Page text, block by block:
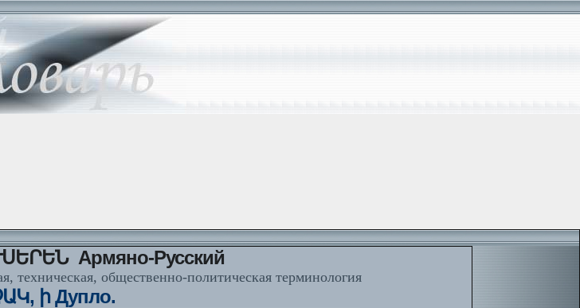
Армяно-Русский
техническая, общественно-политическая терминология
ի Дупло.